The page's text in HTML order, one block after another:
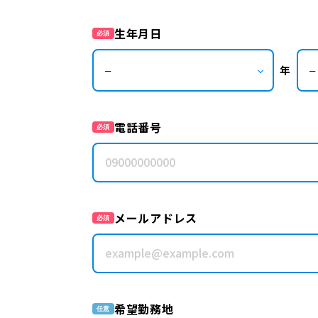
必須 生年月日
年
必須 電話番号
必須 メールアドレス
任意 希望勤務地